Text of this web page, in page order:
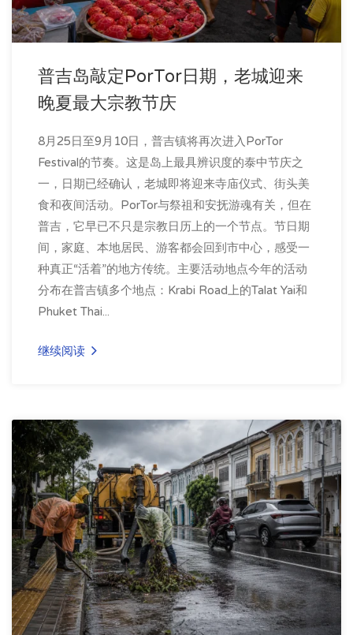
普吉岛敲定PorTor日期，老城迎来
晚夏最大宗教节庆
8月25日至9月10日，普吉镇将再次进入PorTor
Festival的节奏。这是岛上最具辨识度的泰中节庆之
一，日期已经确认，老城即将迎来寺庙仪式、街头美
食和夜间活动。PorTor与祭祖和安抚游魂有关，但在
普吉，它早已不只是宗教日历上的一个节点。节日期
间，家庭、本地居民、游客都会回到市中心，感受一
种真正“活着”的地方传统。主要活动地点今年的活动
分布在普吉镇多个地点：Krabi Road上的Talat Yai和
Phuket Thai...
继续阅读